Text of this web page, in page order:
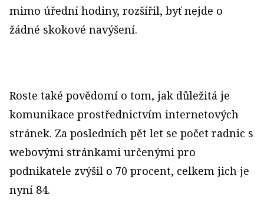
mimo úřední hodiny, rozšířil, byť nejde o
žádné skokové navýšení.
Roste také povědomí o tom, jak důležitá je
komunikace prostřednictvím internetových
stránek. Za posledních pět let se počet radnic s
webovými stránkami určenými pro
podnikatele zvýšil o 70 procent, celkem jich je
nyní 84.